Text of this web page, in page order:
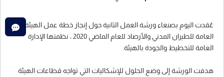
عُقدت اليوم بصنعاء ورشة العمل الثانية حول إنجاز خطة عمل الهيئة
العامة للطيران المدني والأرصاد للعام الماضي 2020 ، نظمتها الإدارة
العامة للتخطيط والجودة بالهيئة.
هدفت الورشة إلى وضع الحلول للإشكاليات التي تواجه قطاعات الهيئة